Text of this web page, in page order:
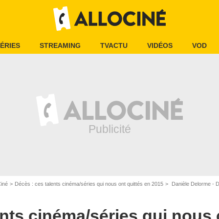
STREAMING TVACTU VIDÉOS VOD
Décès : ces talents cinéma/séries qui nous ont quittés en 2015 Danièle Delorme -